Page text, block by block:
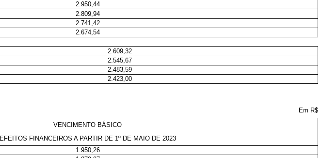
2.950,44
2.809,94
2.741,42
2.674,54
2.609,32
2.545,67
2.483,59
2.423,00
Em R$
VENCIMENTO BÁSICO
EFEITOS FINANCEIROS A PARTIR DE 1º DE MAIO DE 2023
1.950,26